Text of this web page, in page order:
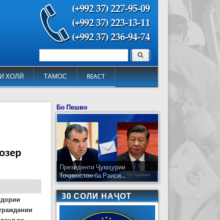
ХОЛӢ ТАМОС REACT
Форма поиска Поиск
Бо Пешво
Президенти Ҷумҳурии
Тоҷикистон ба Раиси...
30 СОЛИ НАҶОТ